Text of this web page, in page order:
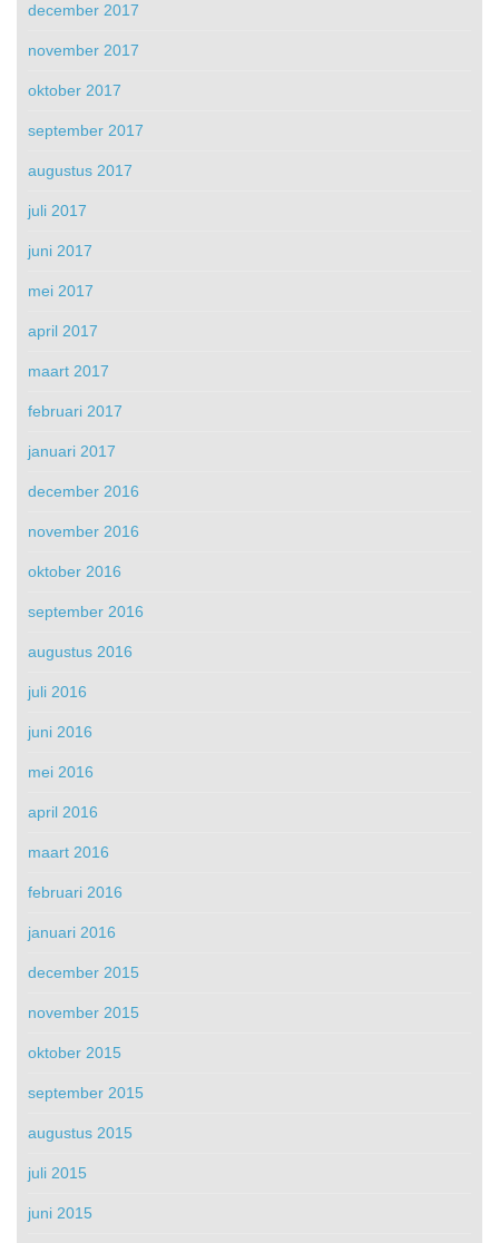
december 2017
november 2017
oktober 2017
september 2017
augustus 2017
juli 2017
juni 2017
mei 2017
april 2017
maart 2017
februari 2017
januari 2017
december 2016
november 2016
oktober 2016
september 2016
augustus 2016
juli 2016
juni 2016
mei 2016
april 2016
maart 2016
februari 2016
januari 2016
december 2015
november 2015
oktober 2015
september 2015
augustus 2015
juli 2015
juni 2015